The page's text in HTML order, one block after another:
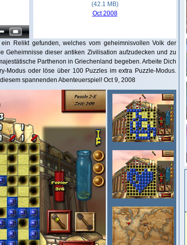
(42.1 MB)
Oct 2008
Relikt gefunden, welches vom geheimnisvollen Volk der
Geheimnisse dieser antiken Zivilisation aufzudecken und zu
Parthenon in Griechenland begeben. Arbeite Dich
Modus oder löse über 100 Puzzles im extra Puzzle-Modus.
spannenden Abenteuerspiel! Oct 9, 2008